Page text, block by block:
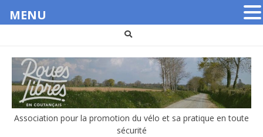
contenu
Association pour la promotion du vélo et sa pratique en toute
sécurité
MENU